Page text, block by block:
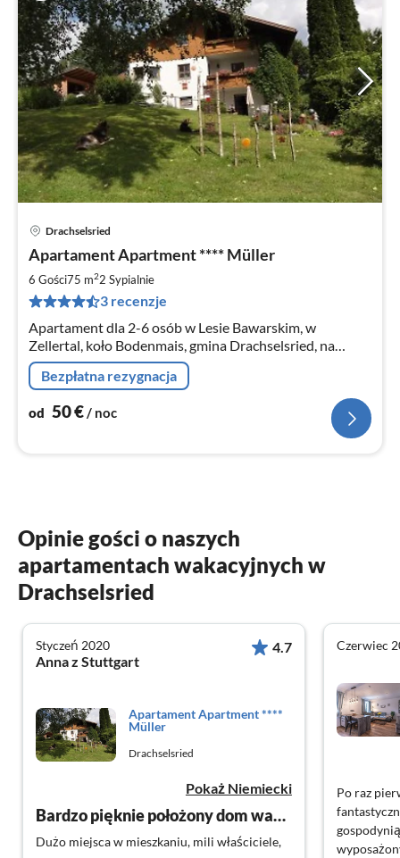
Drachselsried
Apartament Apartment **** Müller
6 Gości75 m22 Sypialnie
3 recenzje
Apartament dla 2-6 osób w Lesie Bawarskim, w
Zellertal, koło Bodenmais, gmina Drachselsried, na
Szklanym Szlaku w rejonie Arber między Kaitersberg i
Silberberg, idealny dla rodzin
Bezpłatna rezygnacja
od 50€/ noc
Opinie gości o naszych
apartamentach wakacyjnych w
Drachselsried
Styczeń 2020
Anna z Stuttgart
4.7
Apartament Apartment ****
Müller
Drachselsried
Pokaż Niemiecki
Bardzo pięknie położony dom wakacyjny
Dużo miejsca w mieszkaniu, mili właściciele,
Czerwiec
Po raz